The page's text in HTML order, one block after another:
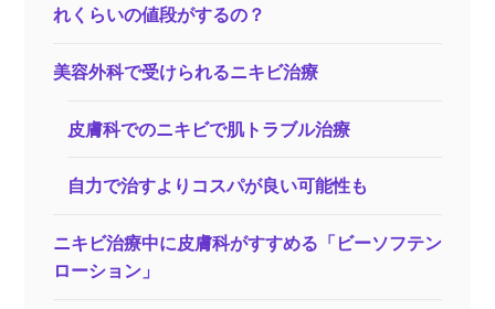
れくらいの値段がするの？
美容外科で受けられるニキビ治療
皮膚科でのニキビで肌トラブル治療
自力で治すよりコスパが良い可能性も
ニキビ治療中に皮膚科がすすめる「ビーソフテン
ローション」